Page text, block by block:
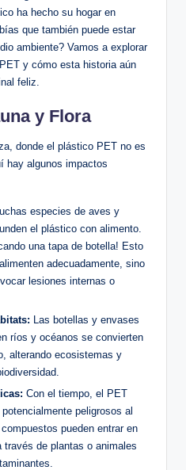
ha​ hecho⁣ su hogar en
que también puede estar
⁢ambiente? Vamos ‌a explorar
y cómo esta historia aún
feliz.
y Flora
donde​ el plástico‍ PET no​ es⁣
hay algunos impactos
especies de aves y
el plástico⁢ con ⁣alimento.
una tapa de botella! Esto
adecuadamente, sino
lesiones internas o
Las botellas‍ y‌ envases⁢
ríos y océanos se‍ convierten
alterando ecosistemas y
Con el tiempo,‌ el PET
peligrosos al
⁢pueden entrar en
través de plantas o animales